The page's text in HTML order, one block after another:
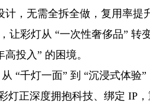
计，无需全拆全做，复用率提
让彩灯从 “一次性奢侈品” 转
投入” 的困境。
“千灯一面” 到 “沉浸式体验”
灯正深度拥抱科技、绑定 IP